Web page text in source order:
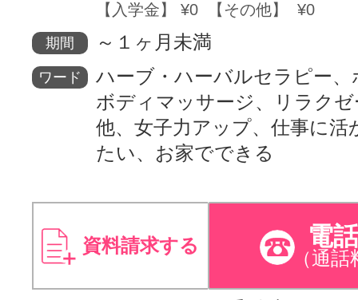
【入学金】 ¥0 【その他】 ¥0
期間 ～１ヶ月未満
ワード
ハーブ・ハーバルセラピー
ボディマッサージ、リラク
他、女子力アップ、仕事に活
たい、お家でできる
資料請求する 電
（通話